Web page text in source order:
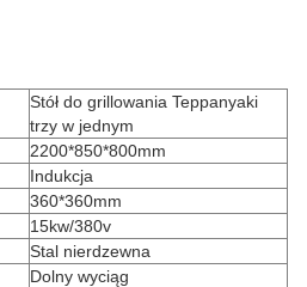
Stół do grillowania Teppanyaki
trzy w jednym
2200*850*800mm
Indukcja
360*360mm
15kw/380v
Stal nierdzewna
Dolny wyciąg